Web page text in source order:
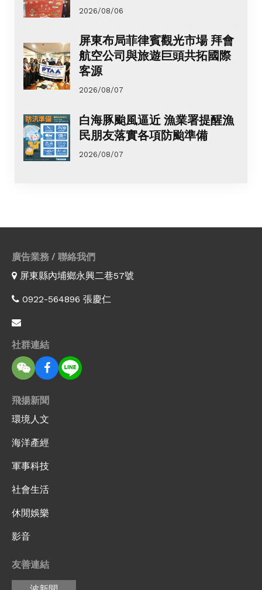
2026/08/06
屏東布局菲律賓觀光市場 拜會
航空公司與旅遊巨頭共拓國際
客源
2026/08/07
白海豚颱風逼近 漁業署提醒漁
民朋友落實各項防颱準備
2026/08/07
廣告業務 / 聯絡我們
屏東縣內埔鄉永興二巷57號
0922-564896 張慶仁
社群連結
飛揚新聞
環境人文
海洋產經
軍事科技
社會生活
休閒娛樂
影音
友善連結